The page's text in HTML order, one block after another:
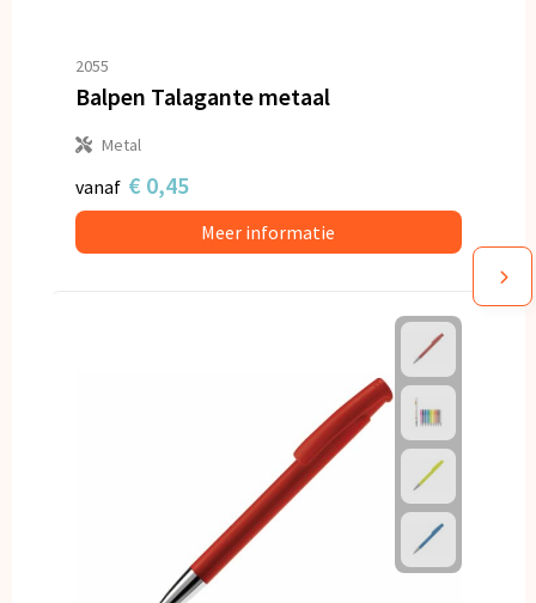
2055
Balpen Talagante metaal
Metal
vanaf € 0,45
Meer informatie